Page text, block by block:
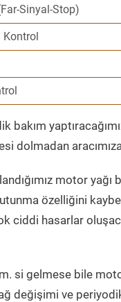
Sinyal-Stop)
Kontrol
bakım
dolmadan
motor
özelliğini
ciddi hasarlar
si gelmese bile
değişimi ve